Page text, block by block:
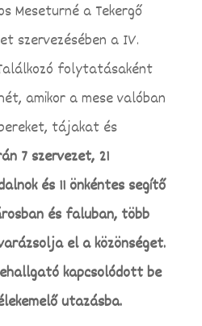
Meseturné a Tekergő
szervezésében a IV.
folytatásaként
amikor a mese valóban
tájakat és
7 szervezet, 21
és 11 önkéntes segítő
és faluban, több
el a közönséget.
kapcsolódott be
utazásba.